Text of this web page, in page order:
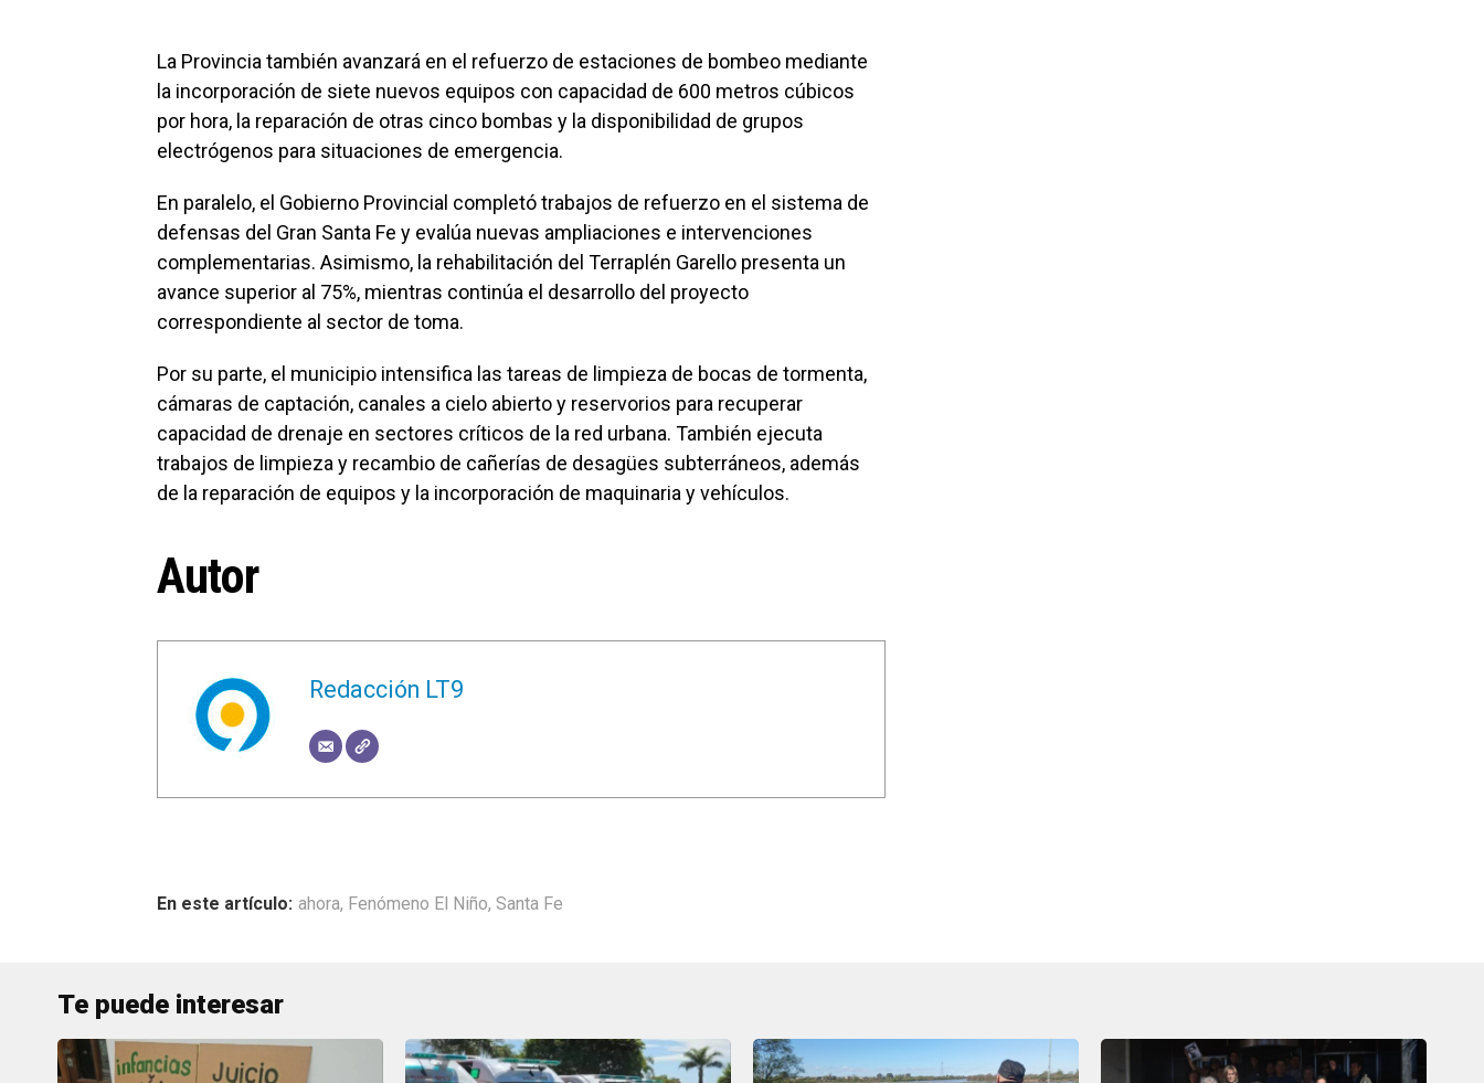
La Provincia también avanzará en el refuerzo de estaciones de bombeo mediante
la incorporación de siete nuevos equipos con capacidad de 600 metros cúbicos
por hora, la reparación de otras cinco bombas y la disponibilidad de grupos
electrógenos para situaciones de emergencia.
En paralelo, el Gobierno Provincial completó trabajos de refuerzo en el sistema de
defensas del Gran Santa Fe y evalúa nuevas ampliaciones e intervenciones
complementarias. Asimismo, la rehabilitación del Terraplén Garello presenta un
avance superior al 75%, mientras continúa el desarrollo del proyecto
correspondiente al sector de toma.
Por su parte, el municipio intensifica las tareas de limpieza de bocas de tormenta,
cámaras de captación, canales a cielo abierto y reservorios para recuperar
capacidad de drenaje en sectores críticos de la red urbana. También ejecuta
trabajos de limpieza y recambio de cañerías de desagües subterráneos, además
de la reparación de equipos y la incorporación de maquinaria y vehículos.
Autor
Redacción LT9
ahora, Fenómeno El Niño, Santa Fe
Te puede interesar